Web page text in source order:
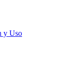
y Uso